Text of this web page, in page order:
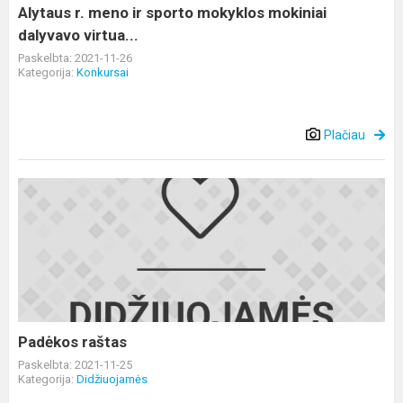
dalyvavo
virtua...
Alytaus r. meno ir sporto mokyklos mokiniai
dalyvavo virtua...
Paskelbta: 2021-11-26
Kategorija: Konkursai
Plačiau
Padėkos
Padėkos raštas
Paskelbta: 2021-11-25
Kategorija: Didžiuojamės